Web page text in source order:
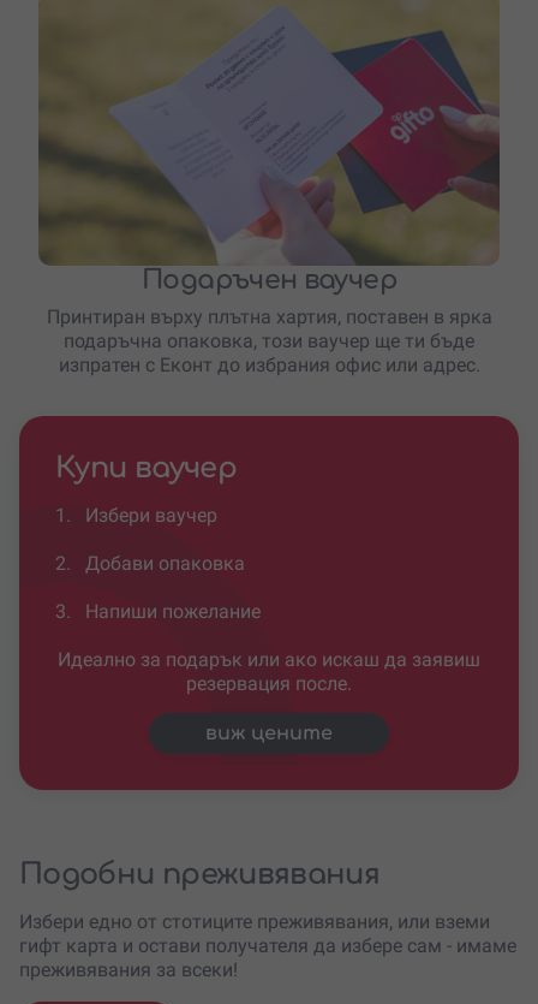
Подаръчен ваучер
Принтиран върху плътна хартия, поставен в ярка
подаръчна опаковка, този ваучер ще ти бъде
изпратен с Еконт до избрания офис или адрес.
Купи ваучер
1. Избери ваучер
2. Добави опаковка
3. Напиши пожелание
Идеално за подарък или ако искаш да заявиш
резервация после.
виж цените
Подобни преживявания
Избери едно от стотиците преживявания, или вземи
гифт карта и остави получателя да избере сам - имаме
преживявания за всеки!